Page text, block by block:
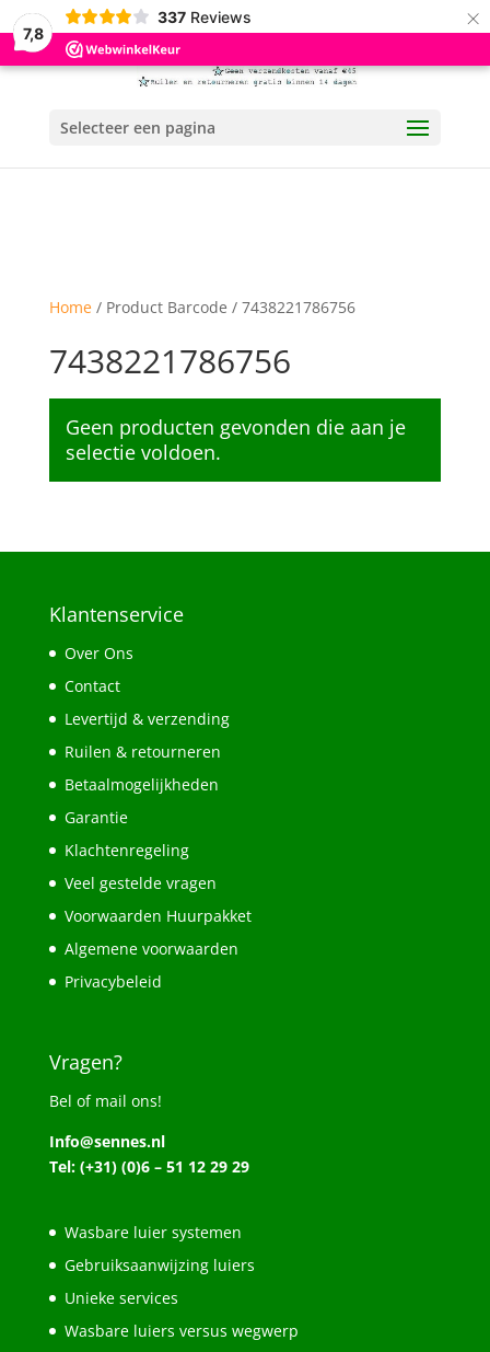
7,8
337 Reviews ×
Selecteer een pagina
Home/ Product Barcode / 7438221786756
7438221786756
Geen producten gevonden die aan je
selectie voldoen.
Klantenservice
Over Ons
Contact
Levertijd & verzending
Ruilen & retourneren
Betaalmogelijkheden
Garantie
Klachtenregeling
Veel gestelde vragen
Voorwaarden Huurpakket
Algemene voorwaarden
Privacybeleid
Vragen?
Bel of mail ons!
Info@sennes.nl
Tel: (+31) (0)6 – 51 12 29 29
Wasbare luier systemen
Gebruiksaanwijzing luiers
Unieke services
Wasbare luiers versus wegwerp